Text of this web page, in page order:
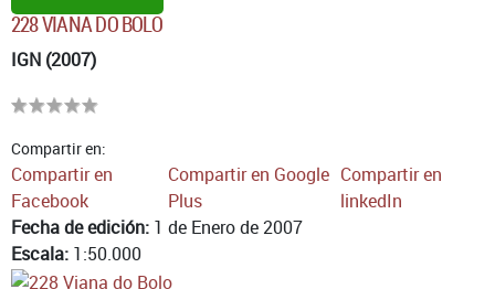
228 VIANA DO BOLO
IGN (2007)
Compartir en:
Compartir en
Facebook
Compartir en Google
Plus
Compartir en
linkedIn
Fecha de edición: 1 de Enero de 2007
Escala: 1:50.000